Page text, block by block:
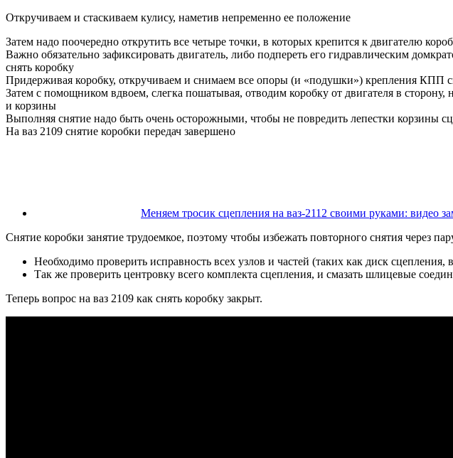
Откручиваем и стаскиваем кулису, наметив непременно ее положение
Затем надо поочередно открутить все четыре точки, в которых крепится к двигателю
Важно обязательно зафиксировать двигатель, либо подпереть его гидравлическим
снять коробку
Придерживая коробку, откручиваем и снимаем все опоры (и «подушки») крепления КПП
Затем с помощником вдвоем, слегка пошатывая, отводим коробку от двигателя в
и корзины
Выполняя снятие надо быть очень осторожными, чтобы не повредить лепестки корзины
На ваз 2109 снятие коробки передач завершено
Меняем тросик сцепления на ваз-2112 своими руками: видео
Снятие коробки занятие трудоемкое, поэтому чтобы избежать повторного снятия через
Необходимо проверить исправность всех узлов и частей (таких как диск
Так же проверить центровку всего комплекта сцепления, и смазать шлицевые
Теперь вопрос на ваз 2109 как снять коробку закрыт.